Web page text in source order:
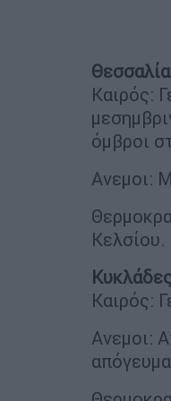
Καιρός:
όμβροι
Ανεμοι:
Κελσίου.
Καιρός:
Ανεμοι: